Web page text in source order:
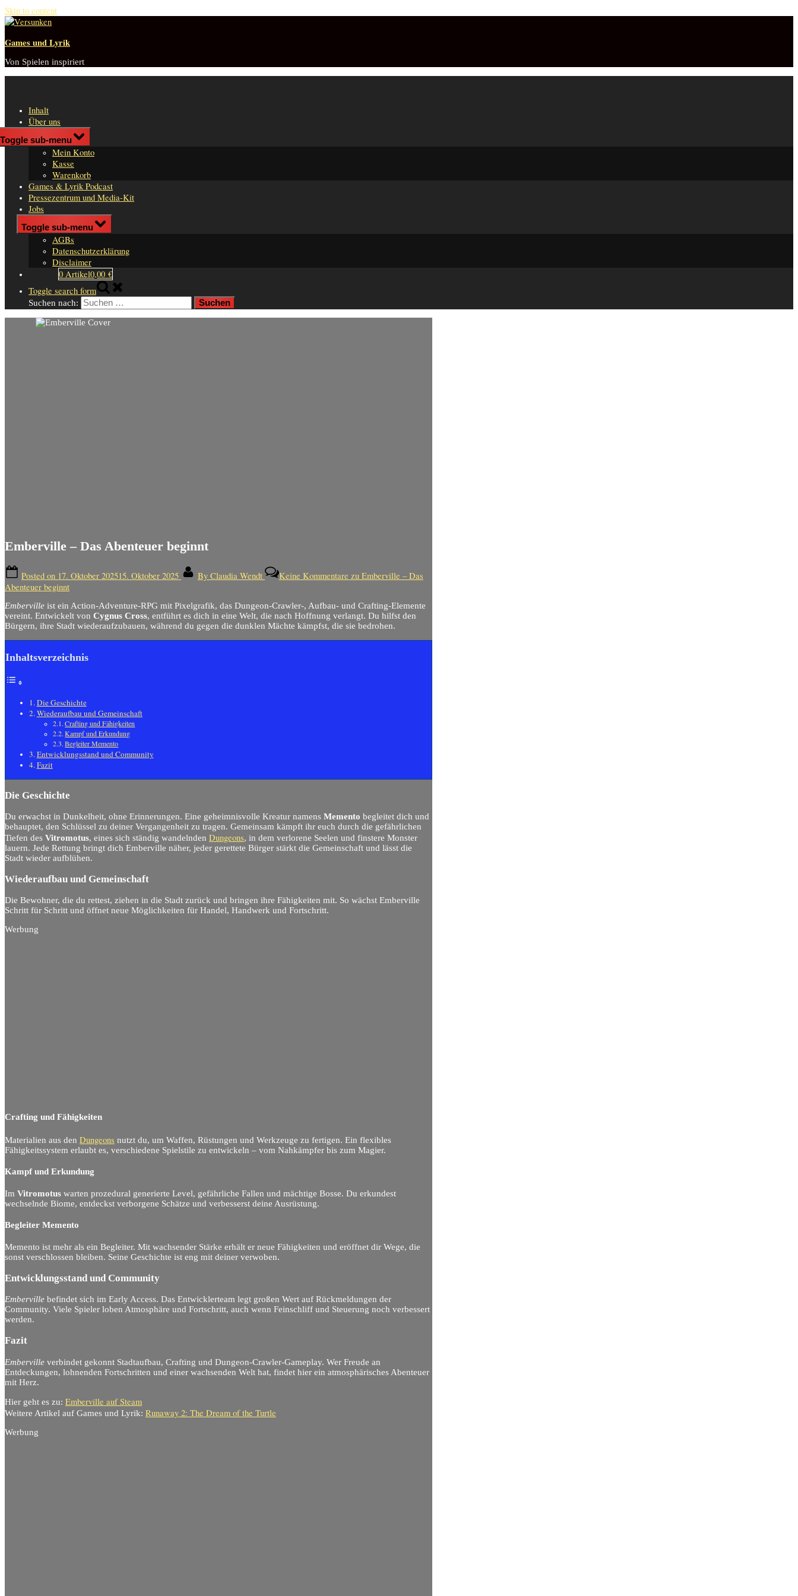
Skip to content
Games und Lyrik
Von Spielen inspiriert
Inhalt
Über uns
Shop
Toggle sub-menu
Mein Konto
Kasse
Warenkorb
Games & Lyrik Podcast
Pressezentrum und Media-Kit
Jobs
Impressum
Toggle sub-menu
AGBs
Datenschutzerklärung
Disclaimer
0 Artikel0,00 €
Toggle search form
Suchen nach:
Emberville – Das Abenteuer beginnt
Posted on 17. Oktober 202515. Oktober 2025 By Claudia Wendt Keine Kommentare zu Emberville – Das
Abenteuer beginnt
Emberville ist ein Action-Adventure-RPG mit Pixelgrafik, das Dungeon-Crawler-, Aufbau- und Crafting-Elemente
vereint. Entwickelt von Cygnus Cross, entführt es dich in eine Welt, die nach Hoffnung verlangt. Du hilfst den
Bürgern, ihre Stadt wiederaufzubauen, während du gegen die dunklen Mächte kämpfst, die sie bedrohen.
Inhaltsverzeichnis
Die Geschichte
Wiederaufbau und Gemeinschaft
Crafting und Fähigkeiten
Kampf und Erkundung
Begleiter Memento
Entwicklungsstand und Community
Fazit
Die Geschichte
Du erwachst in Dunkelheit, ohne Erinnerungen. Eine geheimnisvolle Kreatur namens Memento begleitet dich und
behauptet, den Schlüssel zu deiner Vergangenheit zu tragen. Gemeinsam kämpft ihr euch durch die gefährlichen
Tiefen des Vitromotus, eines sich ständig wandelnden Dungeons, in dem verlorene Seelen und finstere Monster
lauern. Jede Rettung bringt dich Emberville näher, jeder gerettete Bürger stärkt die Gemeinschaft und lässt die
Stadt wieder aufblühen.
Wiederaufbau und Gemeinschaft
Die Bewohner, die du rettest, ziehen in die Stadt zurück und bringen ihre Fähigkeiten mit. So wächst Emberville
Schritt für Schritt und öffnet neue Möglichkeiten für Handel, Handwerk und Fortschritt.
Werbung
Crafting und Fähigkeiten
Materialien aus den Dungeons nutzt du, um Waffen, Rüstungen und Werkzeuge zu fertigen. Ein flexibles
Fähigkeitssystem erlaubt es, verschiedene Spielstile zu entwickeln – vom Nahkämpfer bis zum Magier.
Kampf und Erkundung
Im Vitromotus warten prozedural generierte Level, gefährliche Fallen und mächtige Bosse. Du erkundest
wechselnde Biome, entdeckst verborgene Schätze und verbesserst deine Ausrüstung.
Begleiter Memento
Memento ist mehr als ein Begleiter. Mit wachsender Stärke erhält er neue Fähigkeiten und eröffnet dir Wege, die
sonst verschlossen bleiben. Seine Geschichte ist eng mit deiner verwoben.
Entwicklungsstand und Community
Emberville befindet sich im Early Access. Das Entwicklerteam legt großen Wert auf Rückmeldungen der
Community. Viele Spieler loben Atmosphäre und Fortschritt, auch wenn Feinschliff und Steuerung noch verbessert
werden.
Fazit
Emberville verbindet gekonnt Stadtaufbau, Crafting und Dungeon-Crawler-Gameplay. Wer Freude an
Entdeckungen, lohnenden Fortschritten und einer wachsenden Welt hat, findet hier ein atmosphärisches Abenteuer
mit Herz.
Hier geht es zu: Emberville auf Steam
Weitere Artikel auf Games und Lyrik: Runaway 2: The Dream of the Turtle
Werbung